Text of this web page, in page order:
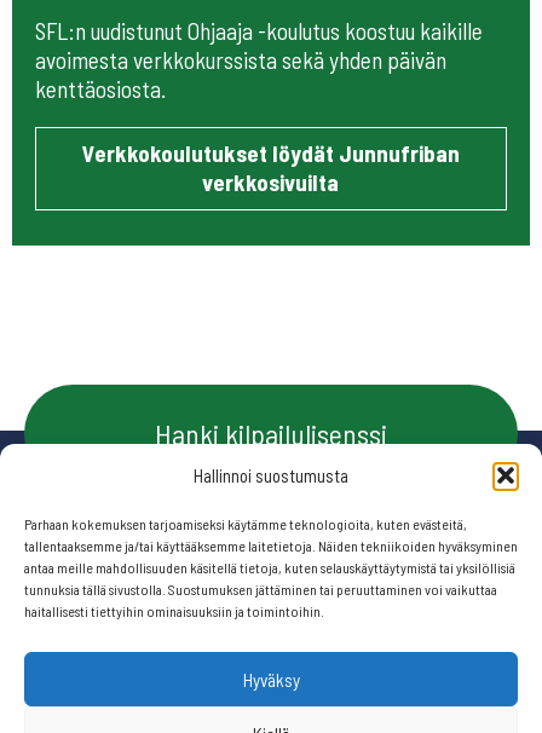
Hallinnoi suostumusta
Parhaan kokemuksen tarjoamiseksi käytämme teknologioita, kuten evästeitä,
tallentaaksemme ja/tai käyttääksemme laitetietoja. Näiden tekniikoiden hyväksyminen
antaa meille mahdollisuuden käsitellä tietoja, kuten selauskäyttäytymistä tai yksilöllisiä
tunnuksia tällä sivustolla. Suostumuksen jättäminen tai peruuttaminen voi vaikuttaa
haitallisesti tiettyihin ominaisuuksiin ja toimintoihin.
Hyväksy
SFL:n uudistunut Ohjaaja -koulutus koostuu kaikille
avoimesta verkkokurssista sekä yhden päivän
kenttäosiosta.
Verkkokoulutukset löydät Junnufriban
verkkosivuilta
Hanki kilpailulisenssi
Ota yhteyttä
Seuraa meitä: